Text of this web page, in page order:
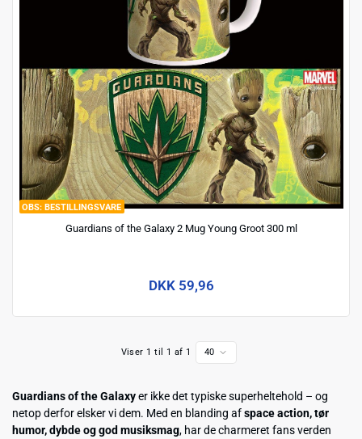
BESTILLINGSVARE
Guardians of the Galaxy 2 Mug Young Groot 300 ml
DKK 59,96
Viser 1 til 1 af 1 40
Guardians of the Galaxyer ikke det typiske superheltehold – og
netop derfor elsker vi dem. Med en blanding afspace action, tør
humor, dybde og god musiksmag, har de charmeret fans verden